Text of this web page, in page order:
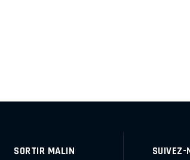
SORTIR MALIN SUIVEZ-